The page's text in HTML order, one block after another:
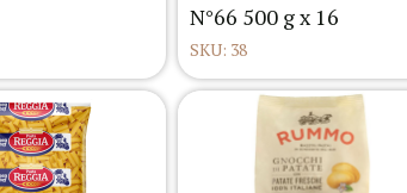
N°66 500 g x 16
SKU: 38